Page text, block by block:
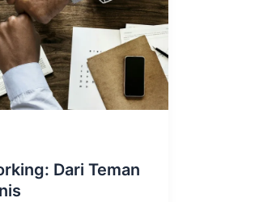
Dari Teman